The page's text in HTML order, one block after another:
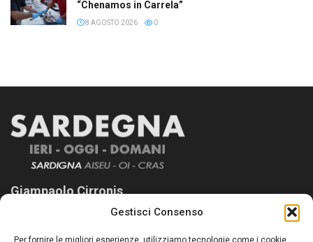
Gestisci Consenso
Per fornire le migliori esperienze, utilizziamo tecnologie come i cookie
“Chenamos in Carrela”
8 AGOSTO 2026 0
Giampaolo Cirronis
Sardegna Ieri-Oggi-Domani nasce per informare “liberamente” i
lettori su quanto accade in Sardegna, con un occhio rivolto al